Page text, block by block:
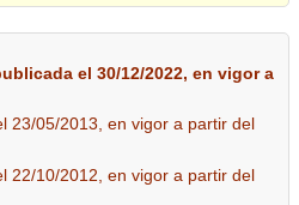
el 30/12/2022, en vigor a
23/05/2013, en vigor a partir del
22/10/2012, en vigor a partir del